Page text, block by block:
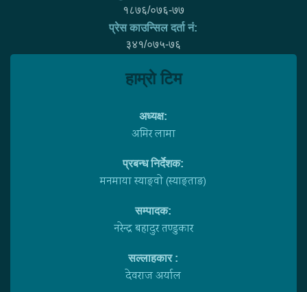
१८७६/०७६-७७
प्रेस काउन्सिल दर्ता नं:
३४१/०७५-७६
हाम्राे टिम
अध्यक्ष:
अमिर लामा
प्रबन्ध निर्देशक:
मनमाया स्याङ्वाे (स्याङ्ताङ)
सम्पादक:
नरेन्द्र बहादुर तण्डुकार
सल्लाहकार :
देवराज अर्याल